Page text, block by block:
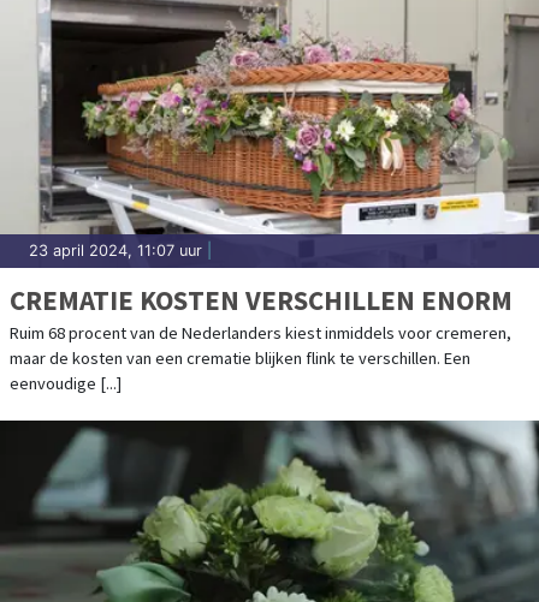
23 april 2024, 11:07 uur
CREMATIE KOSTEN VERSCHILLEN ENORM
Ruim 68 procent van de Nederlanders kiest inmiddels voor cremeren,
maar de kosten van een crematie blijken flink te verschillen. Een
eenvoudige [...]